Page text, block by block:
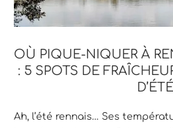
OÙ PIQUE-NIQUER À
: 5 SPOTS DE
D’ÉTÉ
Ah, l’été rennais… Ses